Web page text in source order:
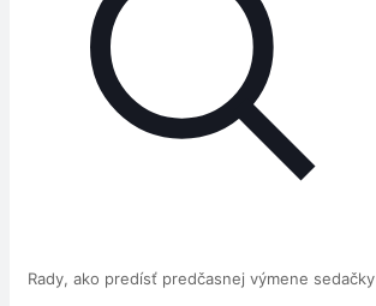
Rady, ako predísť predčasnej výmene sedačky